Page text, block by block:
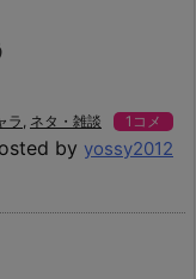
ラ , ネタ・雑談 1コメ
by yossy2012